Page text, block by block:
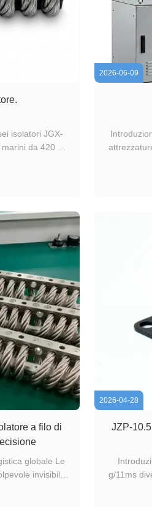
isolatori JGX-
da 420 kg
funzionamento
2026-06-09
a filo di
globale Le
invisibile
sono
2026-04-28
JZP-
g/11ms
principale